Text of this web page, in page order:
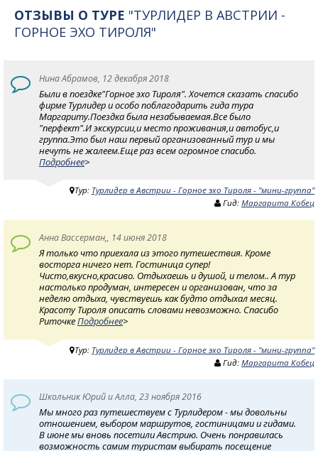
ОТЗЫВЫ О ТУРЕ "ТУРЛИДЕР В АВСТРИИ -
ГОРНОЕ ЭХО ТИРОЛЯ"
Нина Абрамов, 12 декабря 2018
Были в поездке"Горное эхо Тироля". Хочется сказать спасибо
фирме Турлидер и особо поблагодарить гида тура
Маргариту.Поездка была незабываемая.Все было
"перфект".И экскурсии,и место проживания,и автобус,и
группа.Это был наш первый организованный тур и мы
нечуть не жалеем.Еще раз всем огромное спасибо.
Подробнее>
Тур: Турлидер в Австрии - Горное эхо Тироля - "мини-группа"
Гид: Маргарита Кобец
Анна Вассерман,, 14 июня 2018
Я только что приехала из этого путешествия. Кроме
восторга ничего нет. Гостиница супер!
Чисто,вкусно,красиво. Отдыхаешь и душой, и телом.. А тур
настолько продуман, интересен и организован, что за
неделю отдыха, чувствуешь как будто отдыхал месяц.
Красоту Тироля описать словами невозможно. Спасибо
РиточкеПодробнее>
Тур: Турлидер в Австрии - Горное эхо Тироля - "мини-группа"
Гид: Маргарита Кобец
Школьник Юрий и Алла, 23 ноября 2016
Мы много раз путешествуем с Турлидером - мы довольны
отношением, выбором маршрутов, гостиницами и гидами.
В июне мы вновь посетили Австрию. Очень понравилась
возможность самим туристам выбирать посещение